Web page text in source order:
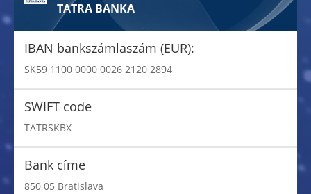
TATRA BANKA
IBAN bankszámlaszám (EUR):
SK59 1100 0000 0026 2120 2894
SWIFT code
TATRSKBX
Bank címe
850 05 Bratislava